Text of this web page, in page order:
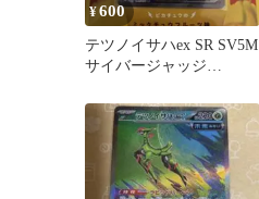
¥600
テツノイサハex SR SV5M
サイバージャッジ